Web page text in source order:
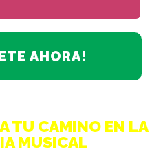
AHORA!
TU CAMINO EN LA
MUSICAL